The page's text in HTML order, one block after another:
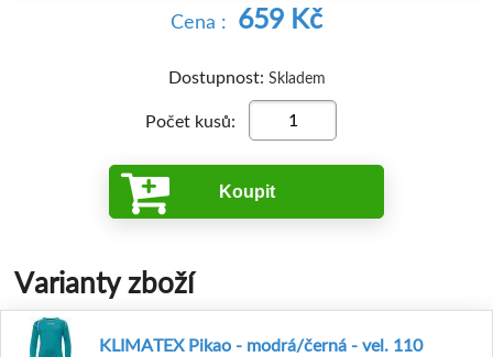
Cena : 659 Kč
Dostupnost: Skladem
Počet kusů:
Koupit
Varianty zboží
KLIMATEX Pikao - modrá/černá - vel. 110